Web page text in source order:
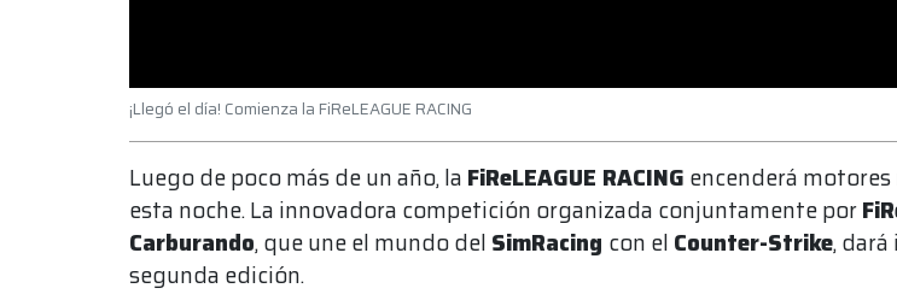
¡Llegó el día! Comienza la FiReLEAGUE RACING
Luego de poco más de un año, la FiReLEAGUE RACING encenderá
esta noche. La innovadora competición organizada conjuntamente por
Carburando, que une el mundo del SimRacing con el Counter-Strike, dará
segunda edición.